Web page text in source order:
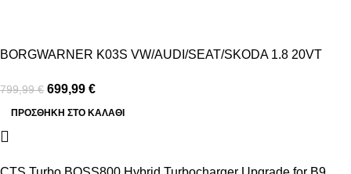
BORGWARNER K03S VW/AUDI/SEAT/SKODA 1.8 20VT
799,99€ 699,99 €
ΠΡΟΣΘΉΚΗ ΣΤΟ ΚΑΛΆΘΙ